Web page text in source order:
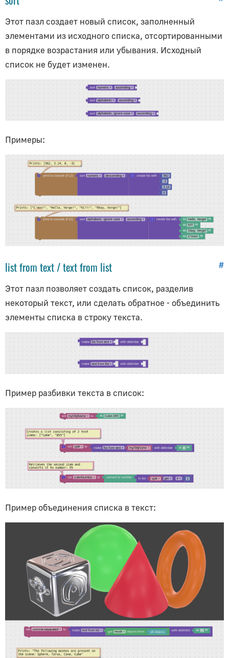
Этот пазл создает новый список, заполненный
элементами из исходного списка, отсортированными
в порядке возрастания или убывания. Исходный
список не будет изменен.
Примеры:
#
list from text / text from list
Этот пазл позволяет создать список, разделив
некоторый текст, или сделать обратное - объединить
элементы списка в строку текста.
Пример разбивки текста в список:
Пример объединения списка в текст: